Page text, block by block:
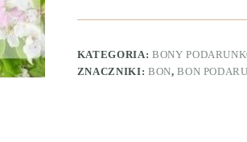
KATEGORIA: BONY
ZNACZNIKI: BON,BON